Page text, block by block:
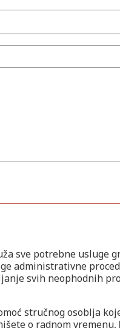
sve potrebne usluge
administrativne
svih neophodnih
stručnog osoblja
o radnom vremenu,